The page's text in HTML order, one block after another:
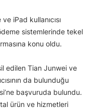
iPad kullanıcısı
sistemlerinde tekel
konu oldu.
edilen Tian Junwei ve
da bulunduğu
başvuruda bulundu.
ürün ve hizmetleri